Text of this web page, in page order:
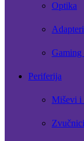
Optika
Gaming
Periferija
Miševi i